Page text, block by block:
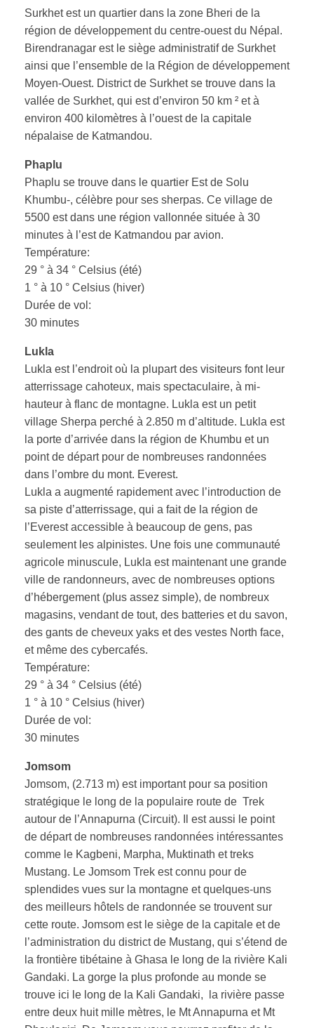
Surkhet est un quartier dans la zone Bheri de la
région de développement du centre-ouest du Népal.
Birendranagar est le siège administratif de Surkhet
ainsi que l’ensemble de la Région de développement
Moyen-Ouest. District de Surkhet se trouve dans la
vallée de Surkhet, qui est d’environ 50 km ² et à
environ 400 kilomètres à l’ouest de la capitale
népalaise de Katmandou.
Phaplu
Phaplu se trouve dans le quartier Est de Solu
Khumbu-, célèbre pour ses sherpas. Ce village de
5500 est dans une région vallonnée située à 30
minutes à l’est de Katmandou par avion.
Température:
29 ° à 34 ° Celsius (été)
1 ° à 10 ° Celsius (hiver)
Durée de vol:
30 minutes
Lukla
Lukla est l’endroit où la plupart des visiteurs font leur
atterrissage cahoteux, mais spectaculaire, à mi-
hauteur à flanc de montagne. Lukla est un petit
village Sherpa perché à 2.850 m d’altitude. Lukla est
la porte d’arrivée dans la région de Khumbu et un
point de départ pour de nombreuses randonnées
dans l’ombre du mont. Everest.
Lukla a augmenté rapidement avec l’introduction de
sa piste d’atterrissage, qui a fait de la région de
l’Everest accessible à beaucoup de gens, pas
seulement les alpinistes. Une fois une communauté
agricole minuscule, Lukla est maintenant une grande
ville de randonneurs, avec de nombreuses options
d’hébergement (plus assez simple), de nombreux
magasins, vendant de tout, des batteries et du savon,
des gants de cheveux yaks et des vestes North face,
et même des cybercafés.
Température:
29 ° à 34 ° Celsius (été)
1 ° à 10 ° Celsius (hiver)
Durée de vol:
30 minutes
Jomsom
Jomsom, (2.713 m) est important pour sa position
stratégique le long de la populaire route de Trek
autour de l’Annapurna (Circuit). Il est aussi le point
de départ de nombreuses randonnées intéressantes
comme le Kagbeni, Marpha, Muktinath et treks
Mustang. Le Jomsom Trek est connu pour de
splendides vues sur la montagne et quelques-uns
des meilleurs hôtels de randonnée se trouvent sur
cette route. Jomsom est le siège de la capitale et de
l’administration du district de Mustang, qui s’étend de
la frontière tibétaine à Ghasa le long de la rivière Kali
Gandaki. La gorge la plus profonde au monde se
trouve ici le long de la Kali Gandaki, la rivière passe
entre deux huit mille mètres, le Mt Annapurna et Mt